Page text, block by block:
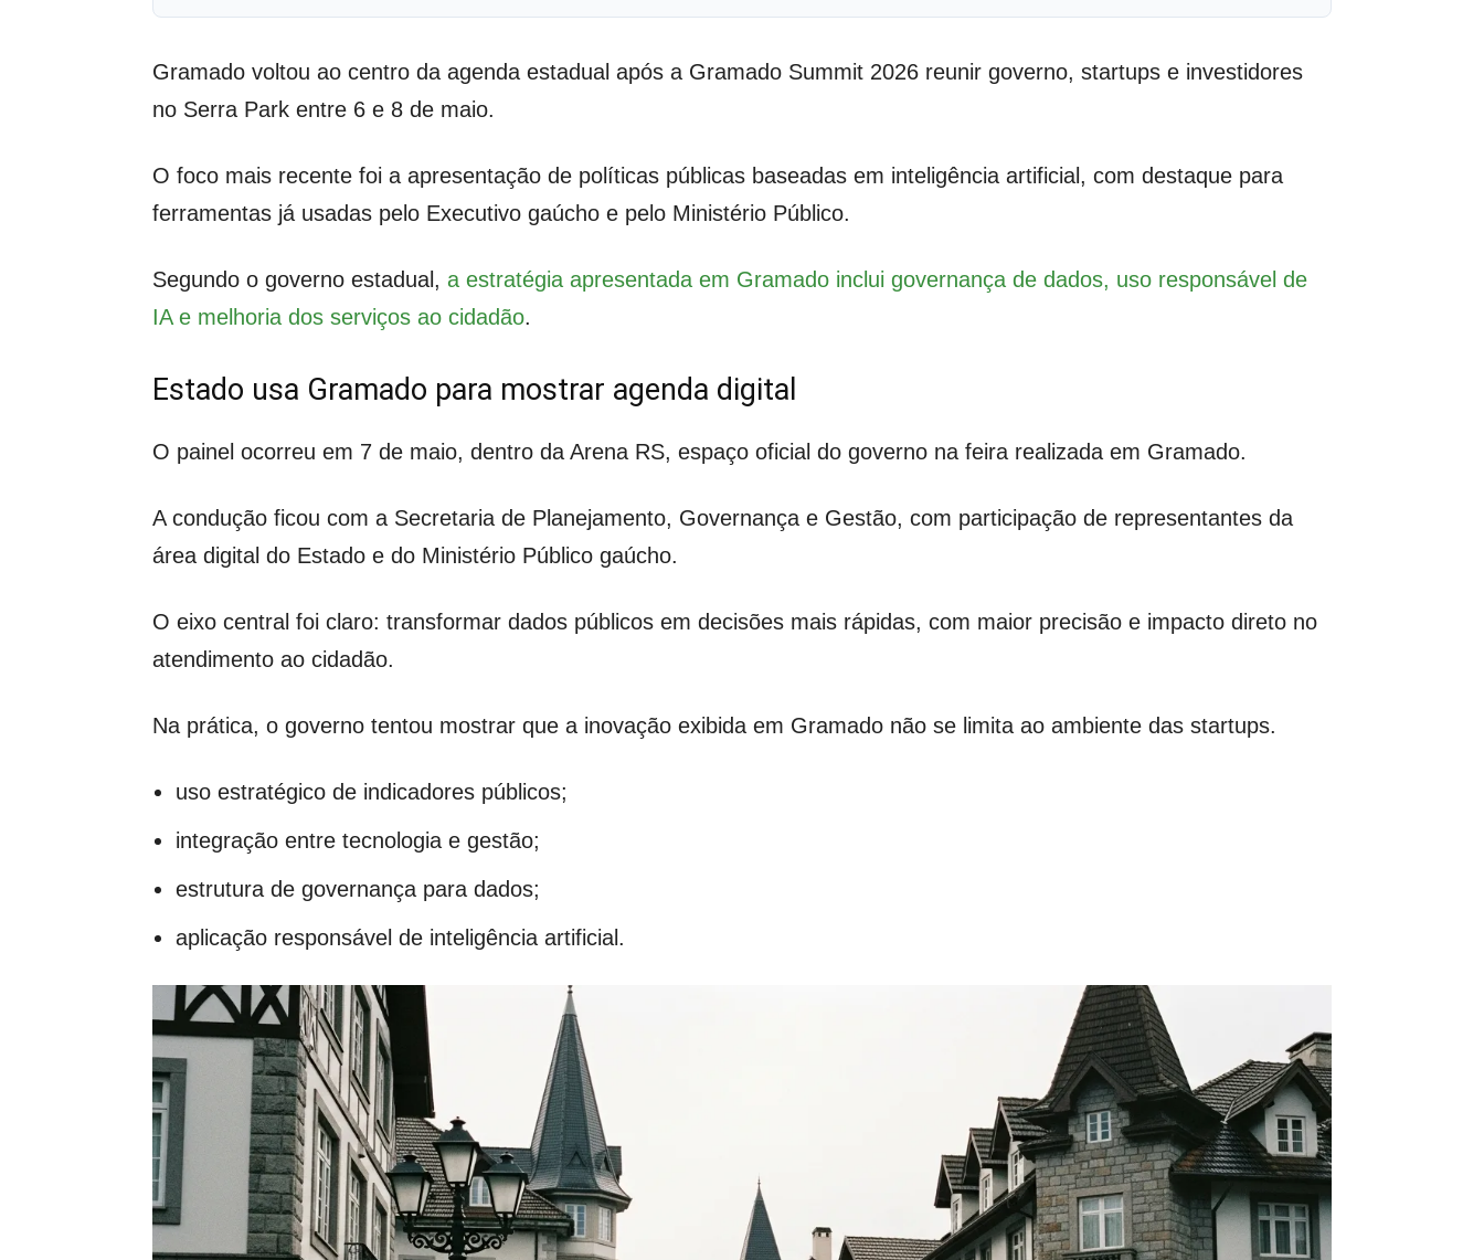
Gramado voltou ao centro da agenda estadual após a Gramado Summit 2026 reunir governo, startups e investidores
no Serra Park entre 6 e 8 de maio.
O foco mais recente foi a apresentação de políticas públicas baseadas em inteligência artificial, com destaque para
ferramentas já usadas pelo Executivo gaúcho e pelo Ministério Público.
Segundo o governo estadual, a estratégia apresentada em Gramado inclui governança de dados, uso responsável de
IA e melhoria dos serviços ao cidadão.
Estado usa Gramado para mostrar agenda digital
O painel ocorreu em 7 de maio, dentro da Arena RS, espaço oficial do governo na feira realizada em Gramado.
A condução ficou com a Secretaria de Planejamento, Governança e Gestão, com participação de representantes da
área digital do Estado e do Ministério Público gaúcho.
O eixo central foi claro: transformar dados públicos em decisões mais rápidas, com maior precisão e impacto direto no
atendimento ao cidadão.
Na prática, o governo tentou mostrar que a inovação exibida em Gramado não se limita ao ambiente das startups.
uso estratégico de indicadores públicos;
integração entre tecnologia e gestão;
estrutura de governança para dados;
aplicação responsável de inteligência artificial.